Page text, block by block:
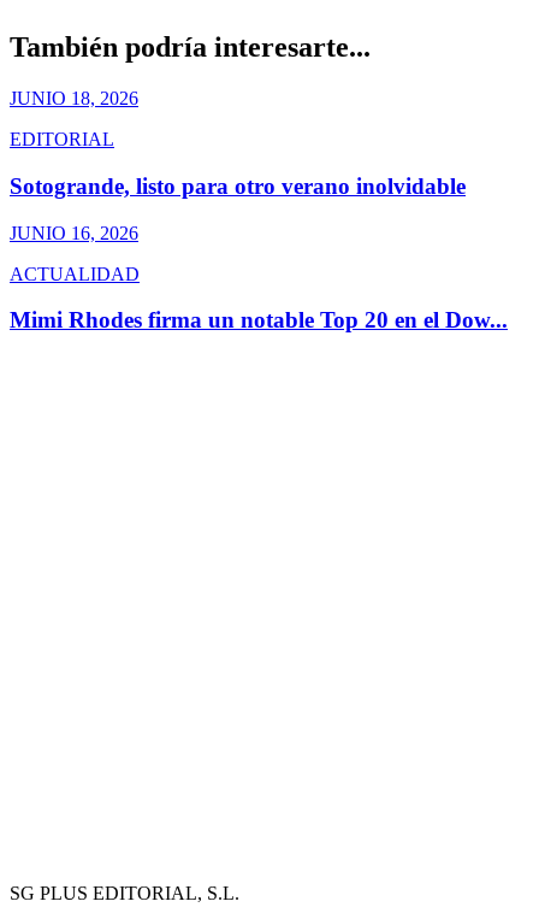
También podría interesarte...
JUNIO 18, 2026
EDITORIAL
Sotogrande, listo para otro verano inolvidable
JUNIO 16, 2026
ACTUALIDAD
Mimi Rhodes firma un notable Top 20 en el Dow...
SG PLUS EDITORIAL, S.L.